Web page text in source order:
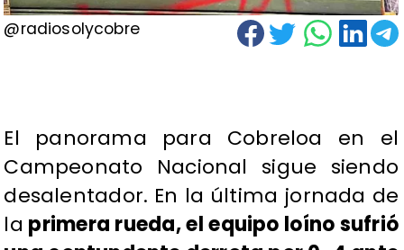
@radiosolycobre
El panorama para Cobreloa en el
Campeonato Nacional sigue siendo
desalentador. En la última jornada de
la primera rueda, el equipo loíno sufrió